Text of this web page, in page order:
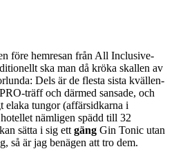
före hemresan från All Inclusive-
ska man då kröka skallen av
Dels är de flesta sista kvällen-
träff och därmed sansade, och
elaka tungor (affärsidkarna i
nämligen spädd till 32
sätta i sig ett gäng Gin Tonic utan
så är jag benägen att tro dem.